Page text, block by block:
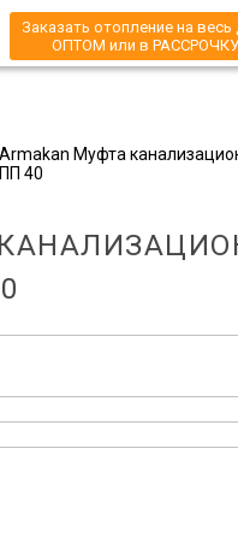
Заказать отопление на
ОПТОМ или в РАССРОЧКУ
Armakan Муфта
ПП 40